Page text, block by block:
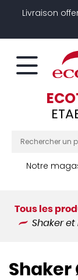
Livraison
Notre
Tous les
Shaker
Shaker
Panneau de